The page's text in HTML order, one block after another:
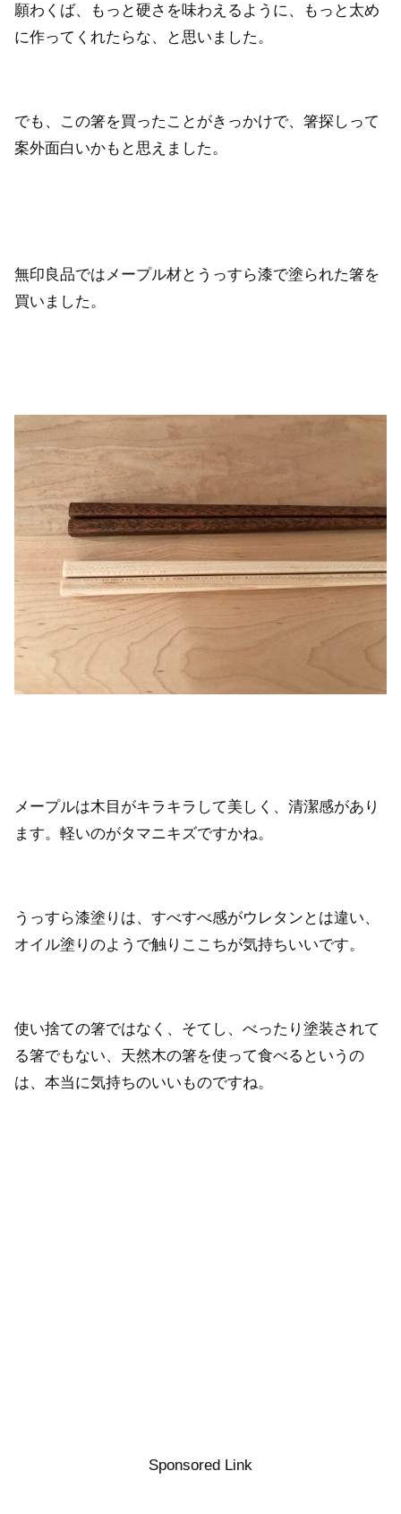
願わくば、もっと硬さを味わえるように、もっと太め
に作ってくれたらな、と思いました。
でも、この箸を買ったことがきっかけで、箸探しって
案外面白いかもと思えました。
無印良品ではメープル材とうっすら漆で塗られた箸を
買いました。
メープルは木目がキラキラして美しく、清潔感があり
ます。軽いのがタマニキズですかね。
うっすら漆塗りは、すべすべ感がウレタンとは違い、
オイル塗りのようで触りここちが気持ちいいです。
使い捨ての箸ではなく、そてし、べったり塗装されて
る箸でもない、天然木の箸を使って食べるというの
は、本当に気持ちのいいものですね。
Sponsored Link